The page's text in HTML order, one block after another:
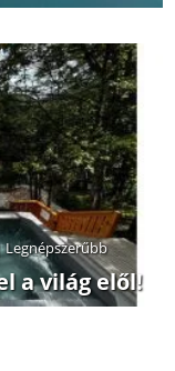
Legnépszerűbb
a világ elől!